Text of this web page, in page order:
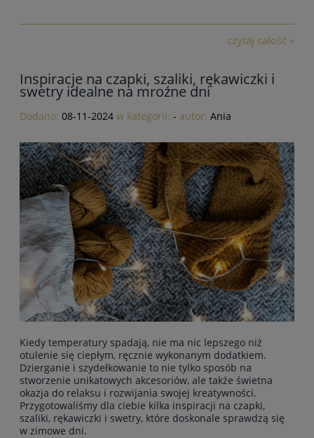
czytaj całość »
Inspiracje na czapki, szaliki, rękawiczki i
swetry idealne na mroźne dni
Dodano: 08-11-2024 w kategorii: - autor: Ania
Kiedy temperatury spadają, nie ma nic lepszego niż
otulenie się ciepłym, ręcznie wykonanym dodatkiem.
Dzierganie i szydełkowanie to nie tylko sposób na
stworzenie unikatowych akcesoriów, ale także świetna
okazja do relaksu i rozwijania swojej kreatywności.
Przygotowaliśmy dla ciebie kilka inspiracji na czapki,
szaliki, rękawiczki i swetry, które doskonale sprawdzą się
w zimowe dni.